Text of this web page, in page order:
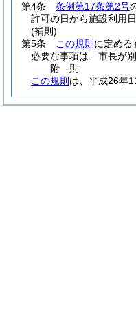
第4条
条例第17条第2号
許可の日から施設利用
(補則)
第5条
この規則 に定める
必要な事項は、市長が別
附 則
この規則 は、平成26年